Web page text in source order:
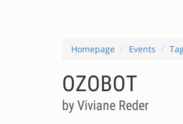
Homepage Events
OZOBOT
by Viviane Reder